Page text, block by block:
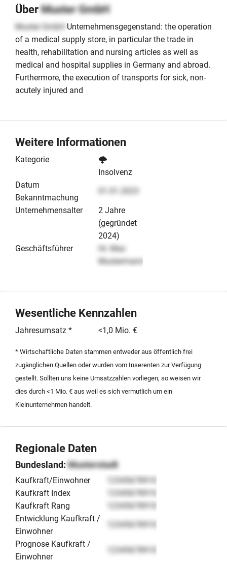
ÜberMuster GmbH
Muster GmbH Unternehmensgegenstand: the operation
of a medical supply store, in particular the trade in
health, rehabilitation and nursing articles as well as
medical and hospital supplies in Germany and abroad.
Furthermore, the execution of transports for sick, non-
acutely injured and
Weitere Informationen
Kategorie
🌩️
Insolvenz
Datum
Bekanntmachung
Unternehmensalter
2 Jahre
(gegründet
2024)
Geschäftsführer
Hr. Max
Mustermann
Wesentliche Kennzahlen
Jahresumsatz * <1,0 Mio. €
* Wirtschaftliche Daten stammen entweder aus öffentlich frei
zugänglichen Quellen oder wurden vom Inserenten zur Verfügung
gestellt. Sollten uns keine Umsatzzahlen vorliegen, so weisen wir
dies durch <1 Mio. € aus weil es sich vermutlich um ein
Kleinunternehmen handelt.
Regionale Daten
Bundesland:Musterstadt
Kaufkraft/Einwohner
12345678910
Kaufkraft Index
12345678910
Kaufkraft Rang
12345678910
Entwicklung Kaufkraft /
Einwohner
12345678910
Prognose Kaufkraft /
Einwohner
12345678910